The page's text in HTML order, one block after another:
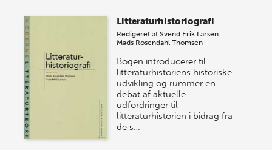
Litteraturhistoriografi
Redigeret afSvend Erik Larsen
Mads Rosendahl Thomsen
Bogen introducerer til
litteraturhistoriens historiske
udvikling og rummer en
debat af aktuelle
udfordringer til
litteraturhistorien i bidrag fra
de s…